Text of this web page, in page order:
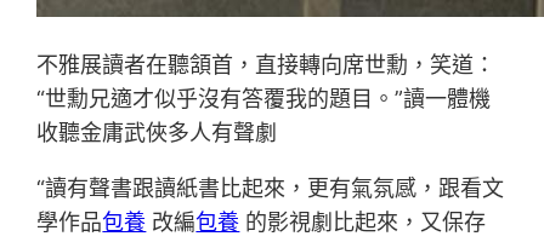
不雅展讀者在聽頷首，直接轉向席世勳，笑道：
“世勳兄適才似乎沒有答覆我的題目。”讀一體機
收聽金庸武俠多人有聲劇
“讀有聲書跟讀紙書比起來，更有氣氛感，跟看文
學作品包養 改編包養 的影視劇比起來，又保存